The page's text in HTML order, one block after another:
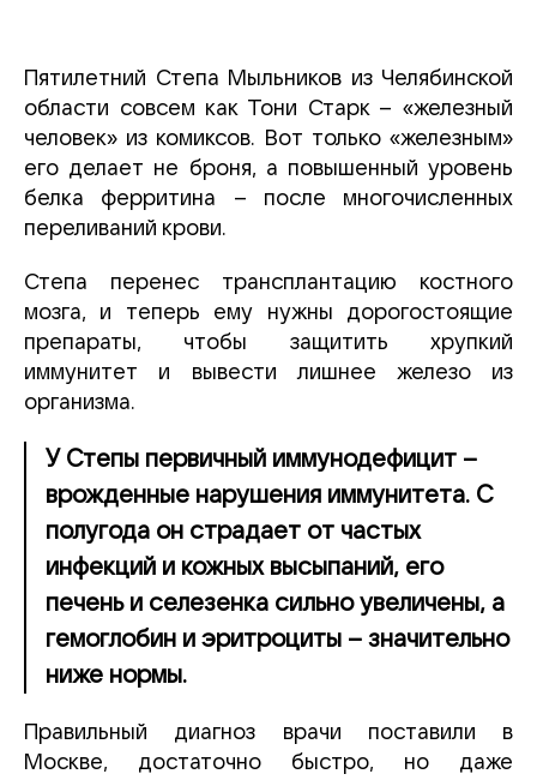
Пятилетний Степа Мыльников из Челябинской
области совсем как Тони Старк – «железный
человек» из комиксов. Вот только «железным»
его делает не броня, а повышенный уровень
белка ферритина – после многочисленных
переливаний крови.
Степа перенес трансплантацию костного
мозга, и теперь ему нужны дорогостоящие
препараты, чтобы защитить хрупкий
иммунитет и вывести лишнее железо из
организма.
У Степы первичный иммунодефицит –
врожденные нарушения иммунитета. С
полугода он страдает от частых
инфекций и кожных высыпаний, его
печень и селезенка сильно увеличены, а
гемоглобин и эритроциты – значительно
ниже нормы.
Правильный диагноз врачи поставили в
Москве, достаточно быстро, но даже